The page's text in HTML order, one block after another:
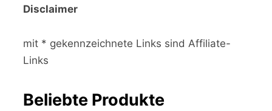
Disclaimer
mit * gekennzeichnete Links sind Affiliate-
Links
Beliebte Produkte